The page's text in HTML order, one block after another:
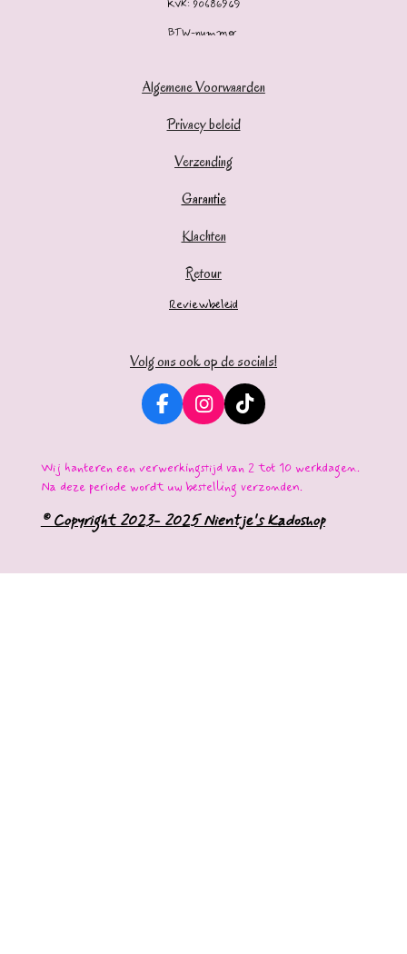
KVK: 90686969
BTW-nummer
Algemene Voorwaarden
Privacy beleid
Verzending
Garantie
Klachten
Retour
Reviewbeleid
Volg ons ook op de socials!
F
a
e
b
o
I
n
t
a
r
T
i
T
o
Wij hanteren een verwerkingstijd van 2 tot 10 werkdagen.
Na deze periode wordt uw bestelling verzonden.
© Copyright 2023- 2025 Nientje's Kadoshop